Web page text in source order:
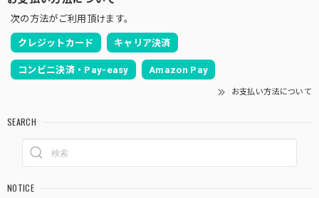
次の方法がご利用頂けます。
クレジットカード キャリア決済
コンビニ決済・Pay-easy Amazon Pay
お支払い方法について
SEARCH
NOTICE